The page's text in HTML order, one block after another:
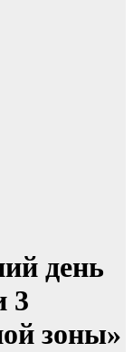
день
3
зоны»